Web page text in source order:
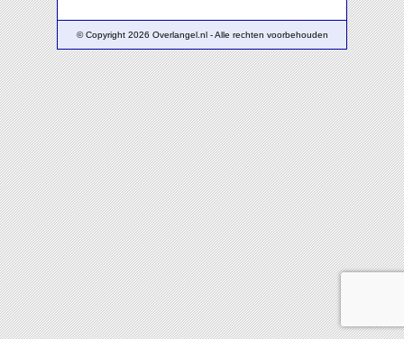
© Copyright 2026 Overlangel.nl - Alle rechten voorbehouden